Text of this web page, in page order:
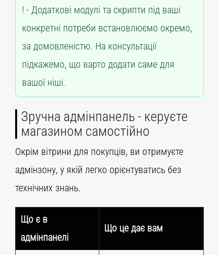
Додаткові модулі та скрипти під ваші
конкретні потреби встановлюємо окремо,
за домовленістю. На консультації
підкажемо, що варто додати саме для
вашої ніші.
Зручна адмінпанель - керуєте
магазином самостійно
Окрім вітрини для покупців, ви отримуєте
адмінзону, у якій легко орієнтуватись без
технічних знань.
Що є в
адмінпанелі
Що це дає вам